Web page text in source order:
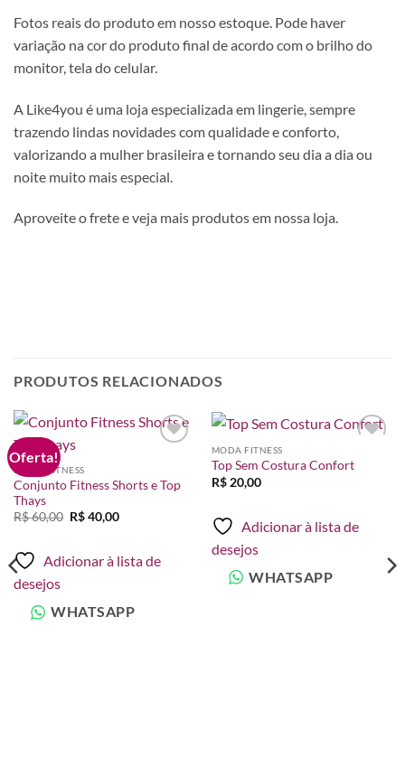
Fotos reais do produto em nosso estoque. Pode haver
variação na cor do produto final de acordo com o brilho do
monitor, tela do celular.
A Like4you é uma loja especializada em lingerie, sempre
trazendo lindas novidades com qualidade e conforto,
valorizando a mulher brasileira e tornando seu dia a dia ou
noite muito mais especial.
Aproveite o frete e veja mais produtos em nossa loja.
PRODUTOS RELACIONADOS
Oferta!
desejos
MODA FITNESS
Conjunto Fitness Shorts e Top
Thays
R$60,00 O
R$ 60,00.
R$40,00O
R$ 40,00.
Adicionar à lista de
desejos
WHATSAPP
à lista de
MODA FITNESS
Top Sem Costura Confort
R$20,00
Adicionar à lista de
desejos
WHATSAPP